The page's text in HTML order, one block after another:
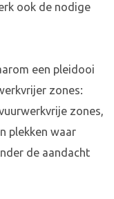
ook de nodige
een pleidooi
zones:
zones,
plekken waar
de aandacht